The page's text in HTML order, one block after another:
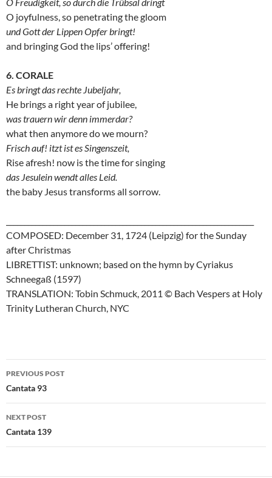
O joyfulness, so penetrating the gloom
und Gott der Lippen Opfer bringt!
and bringing God the lips’ offering!
6. CORALE
Es bringt das rechte Jubeljahr,
He brings a right year of jubilee,
was trauern wir denn immerdar?
what then anymore do we mourn?
Frisch auf! itzt ist es Singenszeit,
Rise afresh! now is the time for singing
das Jesulein wendt alles Leid.
the baby Jesus transforms all sorrow.
COMPOSED: December 31, 1724 (Leipzig) for the Sunday
after Christmas
LIBRETTIST: unknown; based on the hymn by Cyriakus
Schneegaß (1597)
TRANSLATION: Tobin Schmuck, 2011 © Bach Vespers at Holy
Trinity Lutheran Church, NYC
Post
navigation
PREVIOUS POST
Cantata 93
NEXT POST
Cantata 139